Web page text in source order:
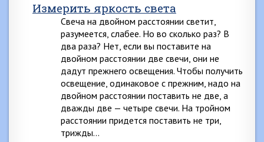
Измерить яркость света
Свеча на двойном расстоянии светит,
разумеется, слабее. Но во сколько раз? В
два раза? Нет, если вы поставите на
двойном расстоянии две свечи, они не
дадут прежнего освещения. Чтобы получить
освещение, одинаковое с прежним, надо на
двойном расстоянии поставить не две, а
дважды две — четыре свечи. На тройном
расстоянии придется поставить не три,
трижды…